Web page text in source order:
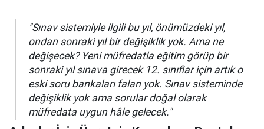
"Sınav sistemiyle ilgili bu yıl, önümüzdeki yıl,
ondan sonraki yıl bir değişiklik yok. Ama ne
değişecek? Yeni müfredatla eğitim görüp bir
sonraki yıl sınava girecek 12. sınıflar için artık o
eski soru bankaları falan yok. Sınav sisteminde
değişiklik yok ama sorular doğal olarak
müfredata uygun hâle gelecek."